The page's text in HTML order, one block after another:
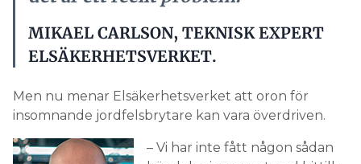
MIKAEL CARLSON, TEKNISK EXPERT
ELSÄKERHETSVERKET.
Men nu menar Elsäkerhetsverket att oron för
insomnande jordfelsbrytare kan vara överdriven.
– Vi har inte fått någon sådan